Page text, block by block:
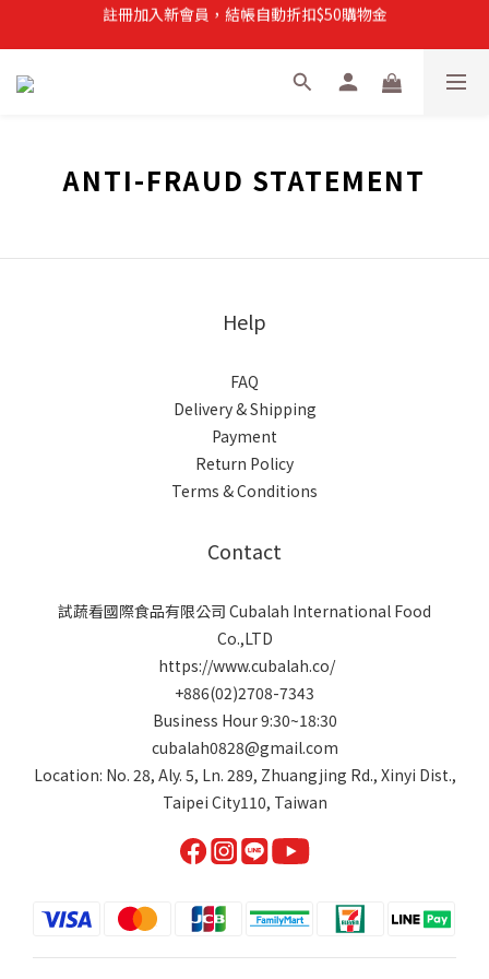
註冊加入新會員，結帳自動折扣$50購物金
註冊加入新會員，結帳自動折扣$50購物金
ANTI-FRAUD STATEMENT
Help
FAQ
Delivery & Shipping
Payment
Return Policy
Terms & Conditions
Contact
試蔬看國際食品有限公司 Cubalah International Food
Co.,LTD
https://www.cubalah.co/
+886(02)2708-7343
Business Hour 9:30~18:30
cubalah0828@gmail.com
Location: No. 28, Aly. 5, Ln. 289, Zhuangjing Rd., Xinyi Dist.,
Taipei City110, Taiwan